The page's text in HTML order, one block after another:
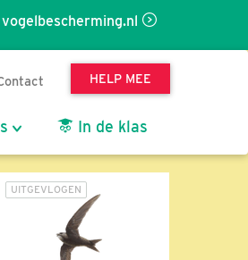
HELP MEE
In de klas
UITGEVLOGEN